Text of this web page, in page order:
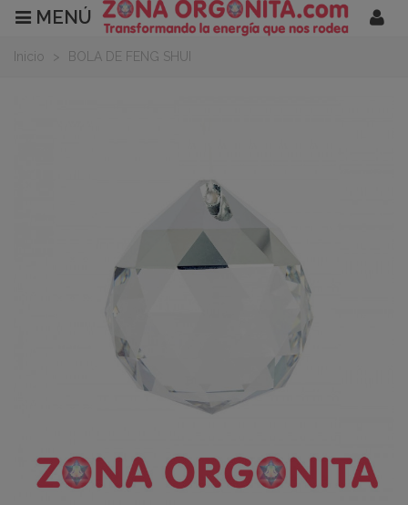
MENÚ
Inicio > BOLA DE FENG SHUI